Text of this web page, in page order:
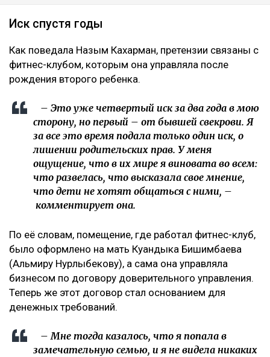
Иск спустя годы
Как поведала Назым Кахарман, претензии связаны с
фитнес-клубом, которым она управляла после
рождения второго ребенка.
– Это уже четвертый иск за два года в мою
сторону, но первый – от бывшей свекрови. Я
за все это время подала только один иск, о
лишении родительских прав. У меня
ощущение, что в их мире я виновата во всем:
что развелась, что высказала свое мнение,
что дети не хотят общаться с ними, –
комментирует она.
По её словам, помещение, где работал фитнес-клуб,
было оформлено на мать Куандыка Бишимбаева
(Альмиру Нурлыбекову), а сама она управляла
бизнесом по договору доверительного управления.
Теперь же этот договор стал основанием для
денежных требований.
– Мне тогда казалось, что я попала в
замечательную семью, и я не видела никаких